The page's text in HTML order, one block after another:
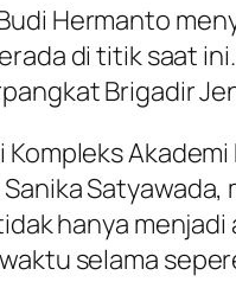
Hermanto
di titik saat
Brigadir
Kompleks
hanya
selama